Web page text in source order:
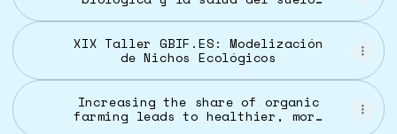
sostenible - Phytoma
XIX Taller GBIF.ES: Modelización
de Nichos Ecológicos
Increasing the share of organic
farming leads to healthier, more